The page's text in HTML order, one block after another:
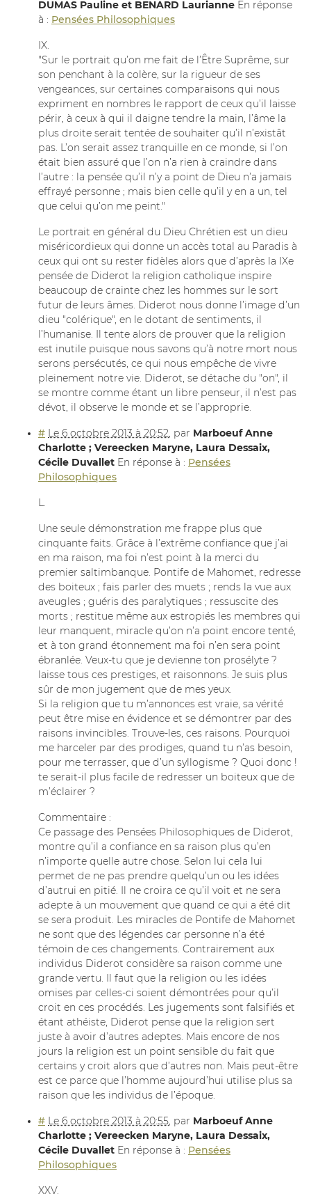
DUMAS Pauline et BENARD Laurianne En réponse
à : Pensées Philosophiques
IX.
"Sur le portrait qu’on me fait de l’Être Suprême, sur
son penchant à la colère, sur la rigueur de ses
vengeances, sur certaines comparaisons qui nous
expriment en nombres le rapport de ceux qu’il laisse
périr, à ceux à qui il daigne tendre la main, l’âme la
plus droite serait tentée de souhaiter qu’il n’existât
pas. L’on serait assez tranquille en ce monde, si l’on
était bien assuré que l’on n’a rien à craindre dans
l’autre : la pensée qu’il n’y a point de Dieu n’a jamais
effrayé personne ; mais bien celle qu’il y en a un, tel
que celui qu’on me peint."
Le portrait en général du Dieu Chrétien est un dieu
miséricordieux qui donne un accès total au Paradis à
ceux qui ont su rester fidèles alors que d’après la IXe
pensée de Diderot la religion catholique inspire
beaucoup de crainte chez les hommes sur le sort
futur de leurs âmes. Diderot nous donne l’image d’un
dieu "colérique", en le dotant de sentiments, il
l’humanise. Il tente alors de prouver que la religion
est inutile puisque nous savons qu’à notre mort nous
serons persécutés, ce qui nous empêche de vivre
pleinement notre vie. Diderot, se détache du "on", il
se montre comme étant un libre penseur, il n’est pas
dévot, il observe le monde et se l’approprie.
# Le 6 octobre 2013 à 20:52, par Marboeuf Anne
Charlotte ; Vereecken Maryne, Laura Dessaix,
Cécile Duvallet En réponse à : Pensées
Philosophiques
L.
Une seule démonstration me frappe plus que
cinquante faits. Grâce à l’extrême confiance que j’ai
en ma raison, ma foi n’est point à la merci du
premier saltimbanque. Pontife de Mahomet, redresse
des boiteux ; fais parler des muets ; rends la vue aux
aveugles ; guéris des paralytiques ; ressuscite des
morts ; restitue même aux estropiés les membres qui
leur manquent, miracle qu’on n’a point encore tenté,
et à ton grand étonnement ma foi n’en sera point
ébranlée. Veux-tu que je devienne ton prosélyte ?
laisse tous ces prestiges, et raisonnons. Je suis plus
sûr de mon jugement que de mes yeux.
Si la religion que tu m’annonces est vraie, sa vérité
peut être mise en évidence et se démontrer par des
raisons invincibles. Trouve-les, ces raisons. Pourquoi
me harceler par des prodiges, quand tu n’as besoin,
pour me terrasser, que d’un syllogisme ? Quoi donc !
te serait-il plus facile de redresser un boiteux que de
m’éclairer ?
Commentaire :
Ce passage des Pensées Philosophiques de Diderot,
montre qu’il a confiance en sa raison plus qu’en
n’importe quelle autre chose. Selon lui cela lui
permet de ne pas prendre quelqu’un ou les idées
d’autrui en pitié. Il ne croira ce qu’il voit et ne sera
adepte à un mouvement que quand ce qui a été dit
se sera produit. Les miracles de Pontife de Mahomet
ne sont que des légendes car personne n’a été
témoin de ces changements. Contrairement aux
individus Diderot considère sa raison comme une
grande vertu. Il faut que la religion ou les idées
omises par celles-ci soient démontrées pour qu’il
croit en ces procédés. Les jugements sont falsifiés et
étant athéiste, Diderot pense que la religion sert
juste à avoir d’autres adeptes. Mais encore de nos
jours la religion est un point sensible du fait que
certains y croit alors que d’autres non. Mais peut-être
est ce parce que l’homme aujourd’hui utilise plus sa
raison que les individus de l’époque.
# Le 6 octobre 2013 à 20:55, par Marboeuf Anne
Charlotte ; Vereecken Maryne, Laura Dessaix,
Cécile Duvallet En réponse à : Pensées
Philosophiques
XXV.